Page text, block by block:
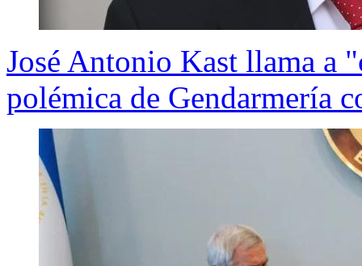
José Antonio Kast llama a
polémica de Gendarmería